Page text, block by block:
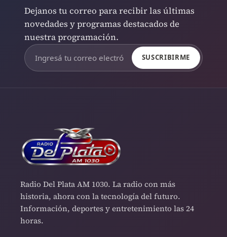
Dejanos tu correo para recibir las últimas
novedades y programas destacados de
nuestra programación.
SUSCRIBIRME
Radio Del Plata AM 1030. La radio con más
historia, ahora con la tecnología del futuro.
Información, deportes y entretenimiento las 24
horas.